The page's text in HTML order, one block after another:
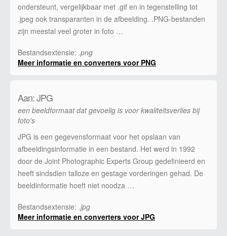
ondersteunt, vergelijkbaar met .gif en in tegenstelling tot
.jpeg ook transparanten in de afbeelding. .PNG-bestanden
zijn meestal veel groter in foto …
Bestandsextensie: .png
Meer informatie en converters voor PNG
Aan: JPG
een beeldformaat dat gevoelig is voor kwaliteitsverlies bij
foto's
JPG is een gegevensformaat voor het opslaan van
afbeeldingsinformatie in een bestand. Het werd in 1992
door de Joint Photographic Experts Group gedefinieerd en
heeft sindsdien talloze en gestage vorderingen gehad. De
beeldinformatie hoeft niet noodza …
Bestandsextensie: .jpg
Meer informatie en converters voor JPG